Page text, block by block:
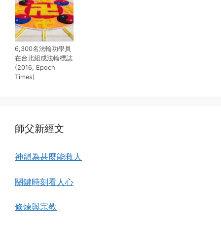
6,300名法輪功學員
在台北組成法輪標誌
(2016, Epoch
Times)
師父新經文
神韻為甚麼能救人
關鍵時刻看人心
修煉與宗教